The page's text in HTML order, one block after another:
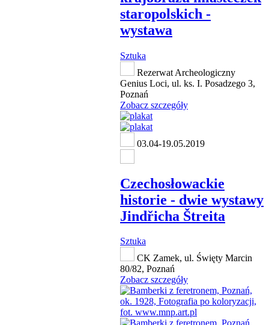
staropolskich -
wystawa
Sztuka
Rezerwat Archeologiczny
Genius Loci, ul. ks. I. Posadzego 3,
Poznań
Zobacz szczegóły
03.04-19.05.2019
Czechosłowackie
historie - dwie wystawy
Jindřicha Štreita
Sztuka
CK Zamek, ul. Święty Marcin
80/82, Poznań
Zobacz szczegóły